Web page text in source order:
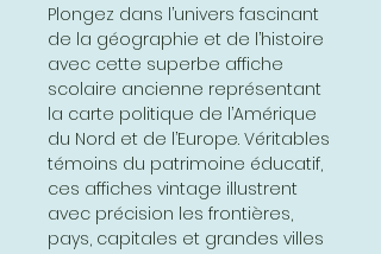
Plongez dans l’univers fascinant
de la géographie et de l’histoire
avec cette superbe affiche
scolaire ancienne représentant
la carte politique de l’Amérique
du Nord et de l’Europe. Véritables
témoins du patrimoine éducatif,
ces affiches vintage illustrent
avec précision les frontières,
pays, capitales et grandes villes